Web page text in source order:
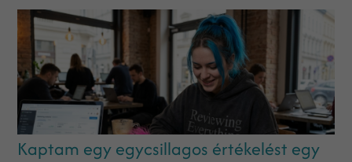
Kaptam egy egycsillagos értékelést egy